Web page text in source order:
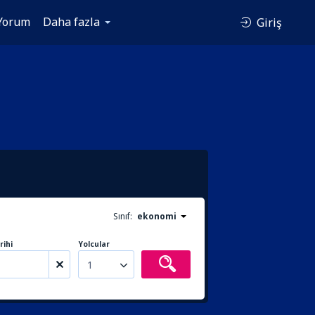
Daha fazla Giriş
Sınıf: ekonomi
Yolcular
1